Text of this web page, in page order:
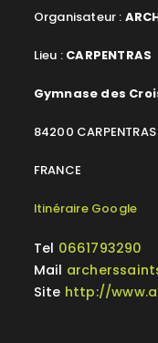
Organisateur :
Lieu : CARPENTRAS
Gymnase des
84200 CARPENTRAS
FRANCE
Itinéraire Google
Tel 0661793290
Mail
Site http://